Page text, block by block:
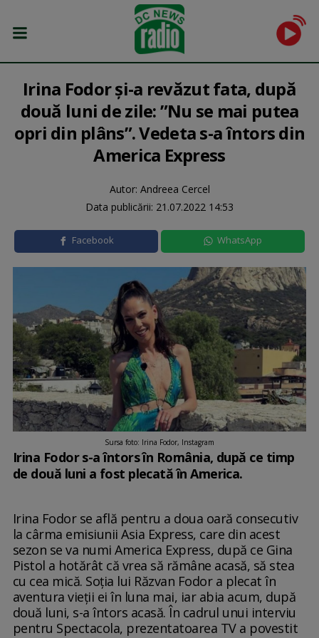
Irina Fodor și-a revăzut fata, după
două luni de zile: ”Nu se mai putea
opri din plâns”. Vedeta s-a întors din
America Express
Autor: Andreea Cercel
Data publicării: 21.07.2022 14:53
Facebook WhatsApp
Sursa foto: Irina Fodor, Instagram
Irina Fodor s-a întors în România, după ce timp
de două luni a fost plecată în America.
Irina Fodor se află pentru a doua oară consecutiv
la cârma emisiunii Asia Express, care din acest
sezon se va numi America Express, după ce Gina
Pistol a hotărât că vrea să rămâne acasă, să stea
cu cea mică. Soția lui Răzvan Fodor a plecat în
aventura vieții ei în luna mai, iar abia acum, după
două luni, s-a întors acasă. În cadrul unui interviu
pentru Spectacola, prezentatoarea TV a povestit